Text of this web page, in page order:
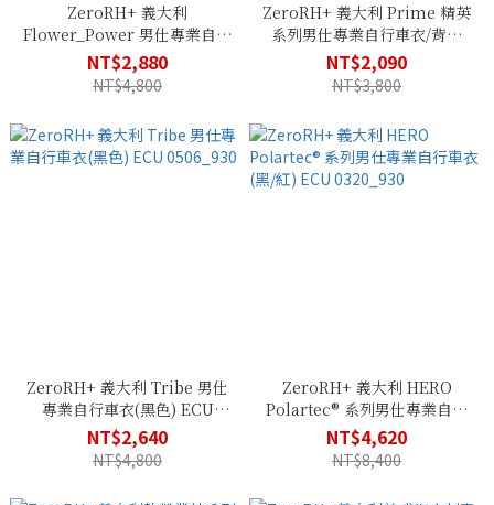
ZeroRH+ 義大利
Flower_Power 男仕專業自行
車衣(黑) ECU 0508_900
NT$2,880
NT$4,800
ZeroRH+ 義大利 Prime 精英
系列男仕專業自行車衣/背心
(螢光黃) ECU 0512_CR7
NT$2,090
NT$3,800
ZeroRH+ 義大利 Tribe 男仕
專業自行車衣(黑色) ECU
0506_930
NT$2,640
NT$4,800
ZeroRH+ 義大利 HERO
Polartec® 系列男仕專業自行
車衣(黑/紅) ECU 0320_930
NT$4,620
NT$8,400